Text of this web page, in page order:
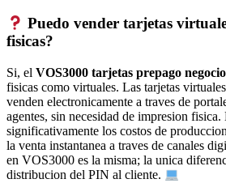
Puedo vender tarjetas
fisicas?
Si, el VOS3000 tarjetas prepago negocio
fisicas como virtuales. Las tarjetas
venden electronicamente a traves de
agentes, sin necesidad de impresion fisica.
significativamente los costos de
la venta instantanea a traves de canales
en VOS3000 es la misma; la unica
distribucion del PIN al cliente.